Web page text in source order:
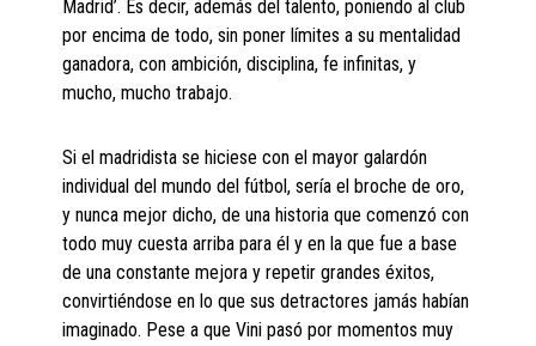
Madrid’. Es decir, además del talento, poniendo al club
por encima de todo, sin poner límites a su mentalidad
ganadora, con ambición, disciplina, fe infinitas, y
mucho, mucho trabajo.
Si el madridista se hiciese con el mayor galardón
individual del mundo del fútbol, sería el broche de oro,
y nunca mejor dicho, de una historia que comenzó con
todo muy cuesta arriba para él y en la que fue a base
de una constante mejora y repetir grandes éxitos,
convirtiéndose en lo que sus detractores jamás habían
imaginado. Pese a que Vini pasó por momentos muy